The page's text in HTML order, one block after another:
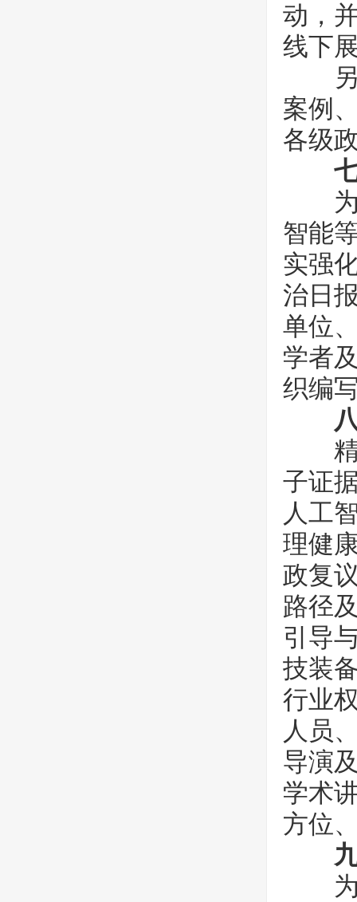
动，
线下
另
案例
各级
为
智能
实强
治日
单位
学者
织编
精
子证
人工
理健
政复
路径
引导
技装
行业
人员
导演
学术
方位
为